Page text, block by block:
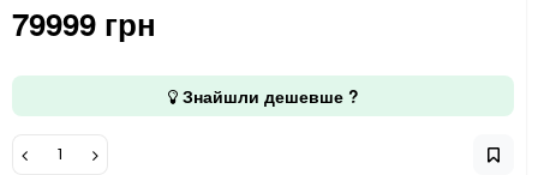
79999 грн
Знайшли дешевше ?